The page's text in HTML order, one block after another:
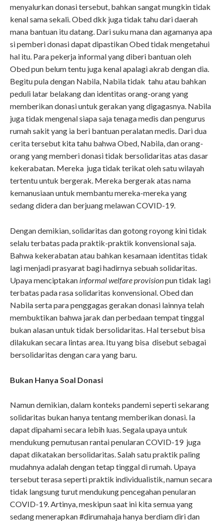
menyalurkan donasi tersebut, bahkan sangat mungkin tidak
kenal sama sekali. Obed dkk juga tidak tahu dari daerah
mana bantuan itu datang. Dari suku mana dan agamanya apa
si pemberi donasi dapat dipastikan Obed tidak mengetahui
hal itu. Para pekerja informal yang diberi bantuan oleh
Obed pun belum tentu juga kenal apalagi akrab dengan dia.
Begitu pula dengan Nabila, Nabila tidak tahu atau bahkan
peduli latar belakang dan identitas orang-orang yang
memberikan donasi untuk gerakan yang digagasnya. Nabila
juga tidak mengenal siapa saja tenaga medis dan pengurus
rumah sakit yang ia beri bantuan peralatan medis. Dari dua
cerita tersebut kita tahu bahwa Obed, Nabila, dan orang-
orang yang memberi donasi tidak bersolidaritas atas dasar
kekerabatan. Mereka juga tidak terikat oleh satu wilayah
tertentu untuk bergerak. Mereka bergerak atas nama
kemanusiaan untuk membantu mereka-mereka yang
sedang didera dan berjuang melawan COVID-19.
Dengan demikian, solidaritas dan gotong royong kini tidak
selalu terbatas pada praktik-praktik konvensional saja.
Bahwa kekerabatan atau bahkan kesamaan identitas tidak
lagi menjadi prasyarat bagi hadirnya sebuah solidaritas.
Upaya menciptakan informal welfare provisionpun tidak lagi
terbatas pada rasa solidaritas konvensional. Obed dan
Nabila serta para penggagas gerakan donasi lainnya telah
membuktikan bahwa jarak dan perbedaan tempat tinggal
bukan alasan untuk tidak bersolidaritas. Hal tersebut bisa
dilakukan secara lintas area. Itu yang bisa disebut sebagai
bersolidaritas dengan cara yang baru.
Bukan Hanya Soal Donasi
Namun demikian, dalam konteks pandemi seperti sekarang
solidaritas bukan hanya tentang memberikan donasi. Ia
dapat dipahami secara lebih luas. Segala upaya untuk
mendukung pemutusan rantai penularan COVID-19 juga
dapat dikatakan bersolidaritas. Salah satu praktik paling
mudahnya adalah dengan tetap tinggal di rumah. Upaya
tersebut terasa seperti praktik individualistik, namun secara
tidak langsung turut mendukung pencegahan penularan
COVID-19. Artinya, meskipun saat ini kita semua yang
sedang menerapkan #dirumahaja hanya berdiam diri dan